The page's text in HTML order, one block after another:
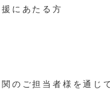
にあたる方
のご担当者様を通じ